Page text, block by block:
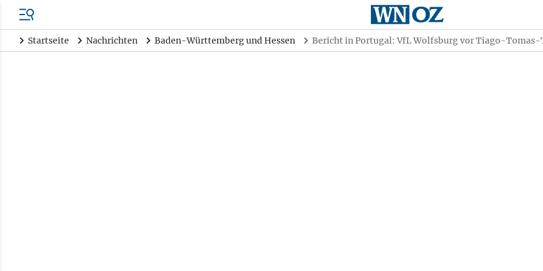
Startseite Nachrichten Baden-Württemberg und Hessen Bericht in Portugal: VfL Wolfsburg vor Tiago-Tomas-